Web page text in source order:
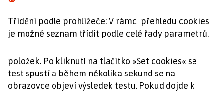
Třídění podle prohlížeče: V rámci přehledu cookies
je možné seznam třídit podle celé řady parametrů.
položek. Po kliknutí na tlačítko »Set cookies« se
test spustí a během několika sekund se na
obrazovce objeví výsledek testu. Pokud dojde k